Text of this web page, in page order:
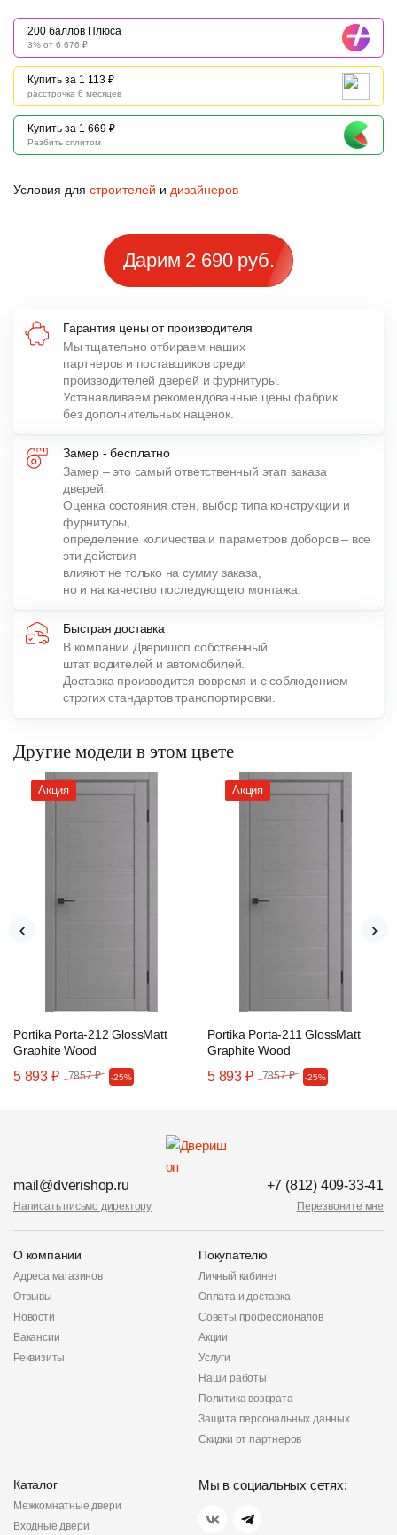
200 баллов Плюса
3% от 6 676 ₽
Купить за 1 113 ₽
расстрочка 6 месяцев
Купить за 1 669 ₽
Разбить сплитом
Условия для строителей и дизайнеров
Дарим 2 690 руб.
Гарантия цены от производителя
Мы тщательно отбираем наших
партнеров и поставщиков среди
производителей дверей и фурнитуры.
Устанавливаем рекомендованные цены фабрик
без дополнительных наценок.
Замер - бесплатно
Замер – это самый ответственный этап заказа
дверей.
Оценка состояния стен, выбор типа конструкции и
фурнитуры,
определение количества и параметров доборов – все
эти действия
влияют не только на сумму заказа,
но и на качество последующего монтажа.
Быстрая доставка
В компании Дверишоп собственный
штат водителей и автомобилей.
Доставка производится вовремя и с соблюдением
строгих стандартов транспортировки.
Другие модели в этом цвете
Акция
Portika Porta-212 GlossMatt
Graphite Wood
5 893 ₽ 7857 ₽ -25%
Акция
Portika Porta-211 GlossMatt
Graphite Wood
5 893 ₽ 7857 ₽ -25%
‹ ›
mail@dverishop.ru
Написать письмо директору
+7 (812) 409-33-41
Перезвоните мне
О компании
Адреса магазинов
Отзывы
Новости
Вакансии
Реквизиты
Покупателю
Личный кабинет
Оплата и доставка
Советы профессионалов
Акции
Услуги
Наши работы
Политика возврата
Защита персональных данных
Скидки от партнеров
Каталог
Межкомнатные двери
Входные двери
Мы в социальных сетях: